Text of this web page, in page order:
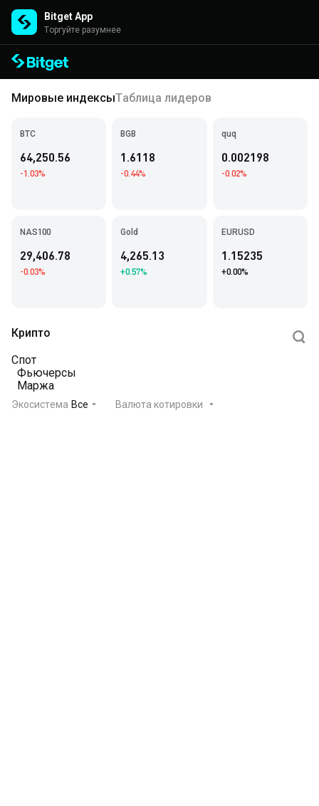
Bitget App
Торгуйте разумнее
Мировые индексыТаблица лидеров
BTC
64,250.56
-1.03%
BGB
1.6118
-0.44%
quq
0.002198
-0.02%
NAS100
29,406.78
-0.03%
Gold
4,265.13
+0.57%
EURUSD
1.15235
+0.00%
Крипто
Спот
Фьючерсы
Маржа
Экосистема Все Валюта котировки